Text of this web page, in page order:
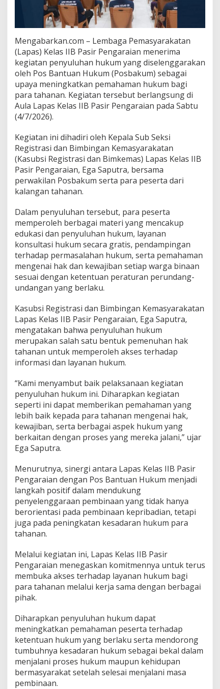
Mengabarkan.com – Lembaga Pemasyarakatan
(Lapas) Kelas IIB Pasir Pengaraian menerima
kegiatan penyuluhan hukum yang diselenggarakan
oleh Pos Bantuan Hukum (Posbakum) sebagai
upaya meningkatkan pemahaman hukum bagi
para tahanan. Kegiatan tersebut berlangsung di
Aula Lapas Kelas IIB Pasir Pengaraian pada Sabtu
(4/7/2026).
Kegiatan ini dihadiri oleh Kepala Sub Seksi
Registrasi dan Bimbingan Kemasyarakatan
(Kasubsi Registrasi dan Bimkemas) Lapas Kelas IIB
Pasir Pengaraian, Ega Saputra, bersama
perwakilan Posbakum serta para peserta dari
kalangan tahanan.
Dalam penyuluhan tersebut, para peserta
memperoleh berbagai materi yang mencakup
edukasi dan penyuluhan hukum, layanan
konsultasi hukum secara gratis, pendampingan
terhadap permasalahan hukum, serta pemahaman
mengenai hak dan kewajiban setiap warga binaan
sesuai dengan ketentuan peraturan perundang-
undangan yang berlaku.
Kasubsi Registrasi dan Bimbingan Kemasyarakatan
Lapas Kelas IIB Pasir Pengaraian, Ega Saputra,
mengatakan bahwa penyuluhan hukum
merupakan salah satu bentuk pemenuhan hak
tahanan untuk memperoleh akses terhadap
informasi dan layanan hukum.
“Kami menyambut baik pelaksanaan kegiatan
penyuluhan hukum ini. Diharapkan kegiatan
seperti ini dapat memberikan pemahaman yang
lebih baik kepada para tahanan mengenai hak,
kewajiban, serta berbagai aspek hukum yang
berkaitan dengan proses yang mereka jalani,” ujar
Ega Saputra.
Menurutnya, sinergi antara Lapas Kelas IIB Pasir
Pengaraian dengan Pos Bantuan Hukum menjadi
langkah positif dalam mendukung
penyelenggaraan pembinaan yang tidak hanya
berorientasi pada pembinaan kepribadian, tetapi
juga pada peningkatan kesadaran hukum para
tahanan.
Melalui kegiatan ini, Lapas Kelas IIB Pasir
Pengaraian menegaskan komitmennya untuk terus
membuka akses terhadap layanan hukum bagi
para tahanan melalui kerja sama dengan berbagai
pihak.
Diharapkan penyuluhan hukum dapat
meningkatkan pemahaman peserta terhadap
ketentuan hukum yang berlaku serta mendorong
tumbuhnya kesadaran hukum sebagai bekal dalam
menjalani proses hukum maupun kehidupan
bermasyarakat setelah selesai menjalani masa
pembinaan.